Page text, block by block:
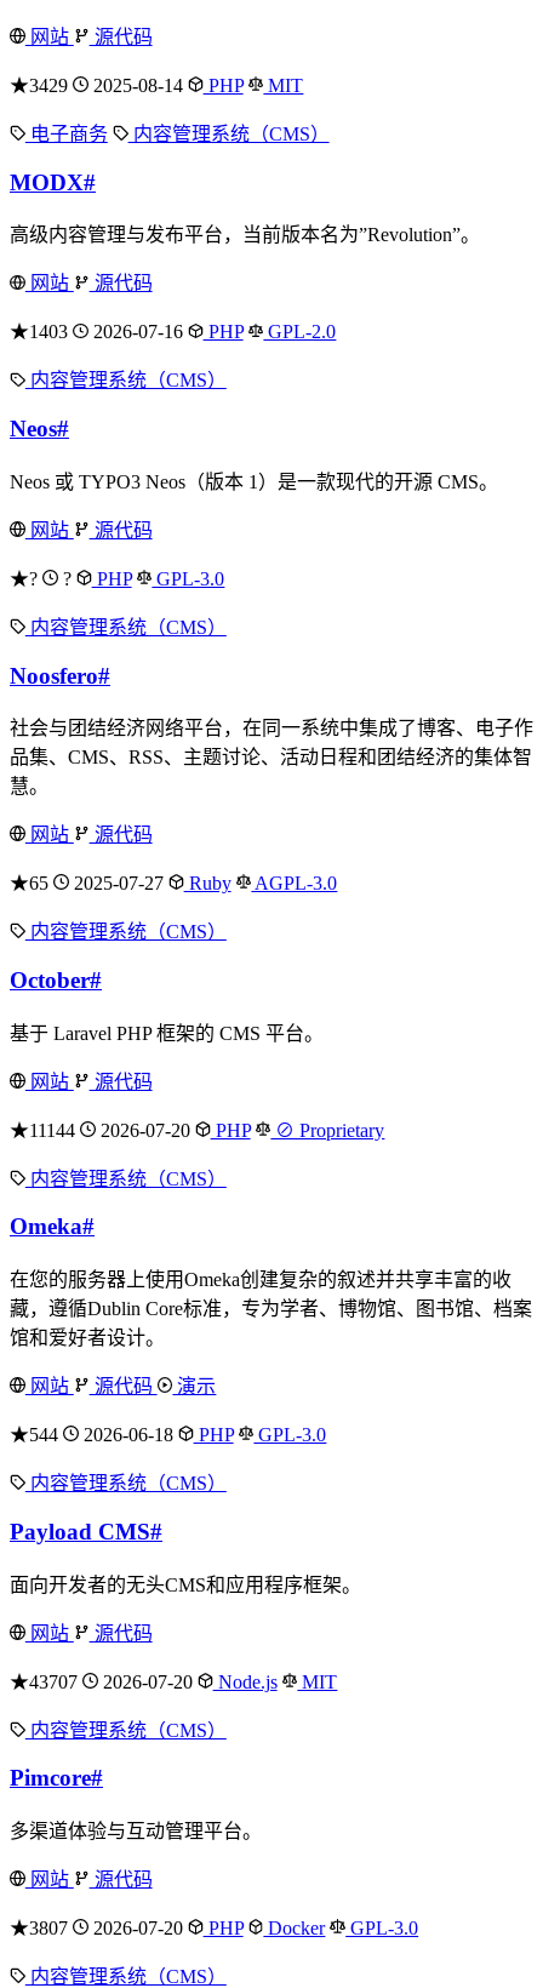
网站 源代码
★3429 2025-08-14 PHP MIT
电子商务 内容管理系统（CMS）
MODX#
高级内容管理与发布平台，当前版本名为”Revolution”。
网站 源代码
★1403 2026-07-16 PHP GPL-2.0
内容管理系统（CMS）
Neos#
Neos 或 TYPO3 Neos（版本 1）是一款现代的开源 CMS。
网站 源代码
★? ? PHP GPL-3.0
内容管理系统（CMS）
Noosfero#
社会与团结经济网络平台，在同一系统中集成了博客、电子作
品集、CMS、RSS、主题讨论、活动日程和团结经济的集体智
慧。
网站 源代码
★65 2025-07-27 Ruby AGPL-3.0
内容管理系统（CMS）
October#
基于 Laravel PHP 框架的 CMS 平台。
网站 源代码
★11144 2026-07-20 PHP ⊘ Proprietary
内容管理系统（CMS）
Omeka#
在您的服务器上使用Omeka创建复杂的叙述并共享丰富的收
藏，遵循Dublin Core标准，专为学者、博物馆、图书馆、档案
馆和爱好者设计。
网站 源代码 演示
★544 2026-06-18 PHP GPL-3.0
内容管理系统（CMS）
Payload CMS#
面向开发者的无头CMS和应用程序框架。
网站 源代码
★43707 2026-07-20 Node.js MIT
内容管理系统（CMS）
Pimcore#
多渠道体验与互动管理平台。
网站 源代码
★3807 2026-07-20 PHP Docker GPL-3.0
内容管理系统（CMS）